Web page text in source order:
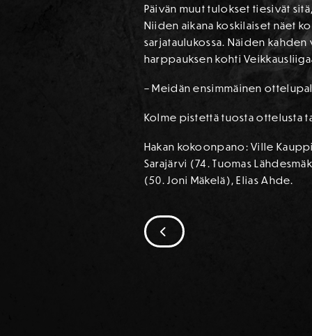
Päivän muut tulokset tiesivät
Niiden aikana koskilaiset näet
sarjataulukossa. Näiden kahden
harppauksen kohti
– Meidän ensimmäinen
Kolme pistettä tuosta ottelusta
Hakan kokoonpano: Ville
Sarajärvi (74. Tuomas
(50. Joni Mäkelä), Elias Ahde.
SIIRRY EDELLISEEN